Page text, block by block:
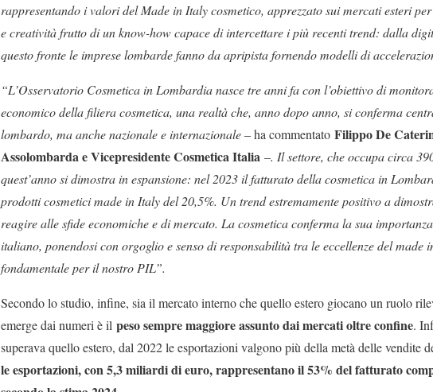
rappresentando i valori del Made in Italy cosmetico, apprezzato sui mercati esteri
e creatività frutto di un know-how capace di intercettare i più recenti trend: dalla
questo fronte le imprese lombarde fanno da apripista fornendo modelli di
“L’Osservatorio Cosmetica in Lombardia nasce tre anni fa con l’obiettivo di
economico della filiera cosmetica, una realtà che, anno dopo anno, si conferma
lombardo, ma anche nazionale e internazionale– ha commentato Filippo De
Assolombarda e Vicepresidente Cosmetica Italia –. Il settore, che occupa circa
quest’anno si dimostra in espansione: nel 2023 il fatturato della cosmetica in
prodotti cosmetici made in Italy del 20,5%. Un trend estremamente positivo a
reagire alle sfide economiche e di mercato. La cosmetica conferma la sua
italiano, ponendosi con orgoglio e senso di responsabilità tra le eccellenze del made
fondamentale per il nostro PIL”.
Secondo lo studio, infine, sia il mercato interno che quello estero giocano un ruolo
emerge dai numeri è il peso sempre maggiore assunto dai mercati oltre confine.
superava quello estero, dal 2022 le esportazioni valgono più della metà delle vendite
le esportazioni, con 5,3 miliardi di euro, rappresentano il 53% del fatturato